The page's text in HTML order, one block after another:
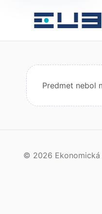
Predmet nebol
© 2026 Ekonomická